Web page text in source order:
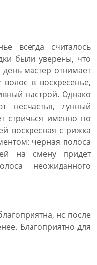
всегда считалось
были уверены, что
день мастер отнимает
в воскресенье,
настрой. Однако
несчастья, лунный
стричься именно по
воскресная стрижка
черная полоса
на смену придет
неожиданного
но после
Благоприятно для